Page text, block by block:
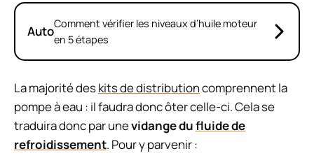
AutoComment vérifier les niveaux d’huile moteur
en 5 étapes
La majorité deskits de distributioncomprennent la
pompe à eau : il faudra donc ôter celle-ci. Cela se
traduira donc par unevidange dufluide de
refroidissement. Pour y parvenir :